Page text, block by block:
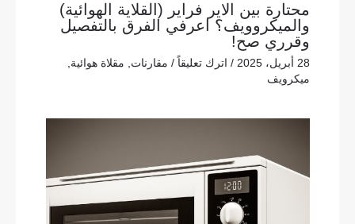
محتارة بين الاير فراير (القلاية الهوائية)
والميكروويف؟ اعرفي الفرق بالتفصيل
وقرري صح!
28 أبريل، 2025 / اترك تعليقاً / مقارنات مقلاة هوائية
ميكرويف